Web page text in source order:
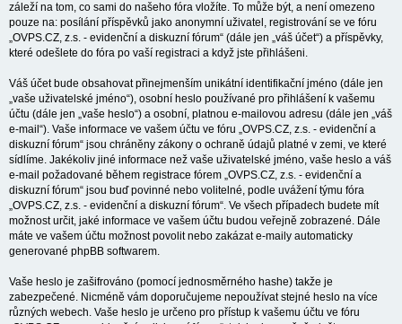
záleží na tom, co sami do našeho fóra vložíte. To může být, a není omezeno
pouze na: posílání příspěvků jako anonymní uživatel, registrování se ve fóru
„OVPS.CZ, z.s. - evidenční a diskuzní fórum“ (dále jen „váš účet“) a příspěvky,
které odešlete do fóra po vaší registraci a když jste přihlášeni.
Váš účet bude obsahovat přinejmenším unikátní identifikační jméno (dále jen
„vaše uživatelské jméno“), osobní heslo používané pro přihlášení k vašemu
účtu (dále jen „vaše heslo“) a osobní, platnou e-mailovou adresu (dále jen „váš
e-mail“). Vaše informace ve vašem účtu ve fóru „OVPS.CZ, z.s. - evidenční a
diskuzní fórum“ jsou chráněny zákony o ochraně údajů platné v zemi, ve které
sídlíme. Jakékoliv jiné informace než vaše uživatelské jméno, vaše heslo a váš
e-mail požadované během registrace fórem „OVPS.CZ, z.s. - evidenční a
diskuzní fórum“ jsou buď povinné nebo volitelné, podle uvážení týmu fóra
„OVPS.CZ, z.s. - evidenční a diskuzní fórum“. Ve všech případech budete mít
možnost určit, jaké informace ve vašem účtu budou veřejně zobrazené. Dále
máte ve vašem účtu možnost povolit nebo zakázat e-maily automaticky
generované phpBB softwarem.
Vaše heslo je zašifrováno (pomocí jednosměrného hashe) takže je
zabezpečené. Nicméně vám doporučujeme nepoužívat stejné heslo na více
různých webech. Vaše heslo je určeno pro přístup k vašemu účtu ve fóru